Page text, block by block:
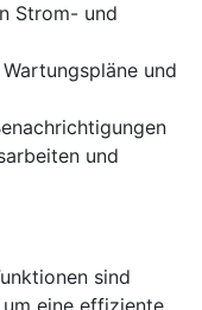
Strom- und
und
und
sind
eine effiziente